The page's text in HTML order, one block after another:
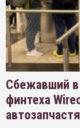
Сбежавший в
финтеха